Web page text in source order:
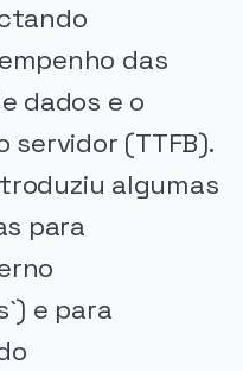
das
dados e o
(TTFB).
algumas
para
e para